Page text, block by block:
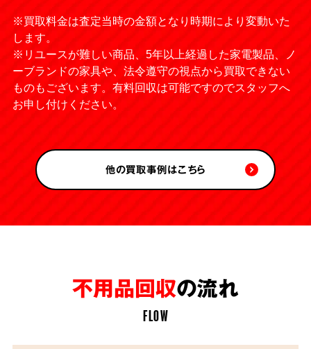
※買取料金は査定当時の金額となり時期により変動いた
します。
※リユースが難しい商品、5年以上経過した家電製品、ノ
ーブランドの家具や、法令遵守の視点から買取できない
ものもございます。有料回収は可能ですのでスタッフへ
お申し付けください。
他の買取事例はこちら
不用品回収の流れ
FLOW